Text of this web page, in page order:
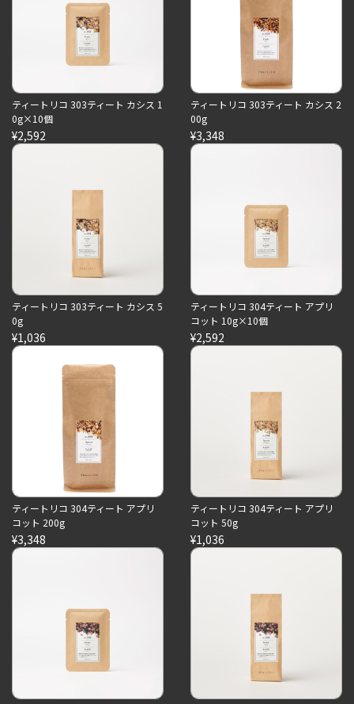
ティートリコ 303ティート カシス 1
0g×10個
¥2,592
ティートリコ 303ティート カシス 2
00g
¥3,348
ティートリコ 303ティート カシス 5
0g
¥1,036
ティートリコ 304ティート アプリ
コット 10g×10個
¥2,592
ティートリコ 304ティート アプリ
コット 200g
¥3,348
ティートリコ 304ティート アプリ
コット 50g
¥1,036